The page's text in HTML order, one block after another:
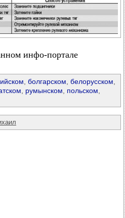
инфо-портале
, болгарском, белорусском,
, румынском, польском,